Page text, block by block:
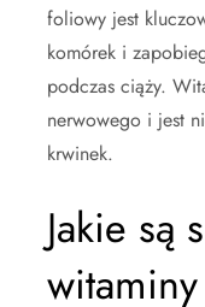
foliowy jest
komórek i
podczas ciąży.
nerwowego i jest
krwinek.
Jakie są